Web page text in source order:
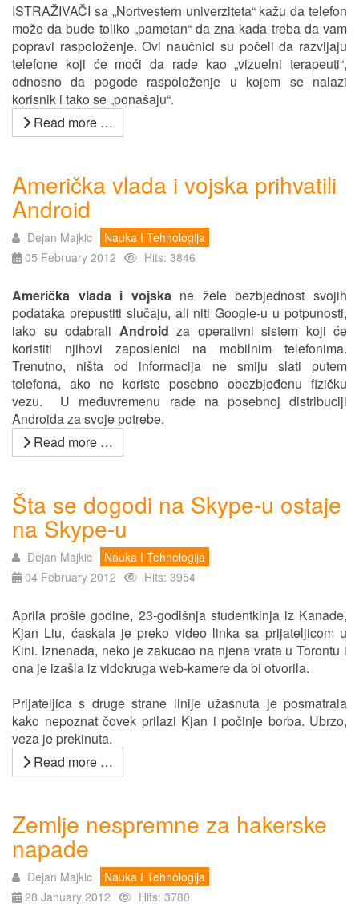
ISTRAŽIVAČI sa „Nortvestern univerziteta“ kažu da telefon
može da bude toliko „pametan“ da zna kada treba da vam
popravi raspoloženje. Ovi naučnici su počeli da razvijaju
telefone koji će moći da rade kao „vizuelni terapeuti“,
odnosno da pogode raspoloženje u kojem se nalazi
korisnik i tako se „ponašaju“.
Read more …
Američka vlada i vojska prihvatili
Android
Dejan Majkic
Nauka I Tehnologija
05 February 2012
Hits: 3846
Američka vlada i vojskane žele bezbjednost svojih
podataka prepustiti slučaju, ali niti Google-u u potpunosti,
iako su odabrali Android za operativni sistem koji će
koristiti njihovi zaposlenici na mobilnim telefonima.
Trenutno, ništa od informacija ne smiju slati putem
telefona, ako ne koriste posebno obezbjeđenu fizičku
vezu. U međuvremenu rade na posebnoj distribuciji
Androida za svoje potrebe.
Read more …
Šta se dogodi na Skype-u ostaje
na Skype-u
Dejan Majkic
Nauka I Tehnologija
04 February 2012
Hits: 3954
Aprila prošle godine, 23-godišnja studentkinja iz Kanade,
Kjan Liu, ćaskala je preko video linka sa prijateljicom u
Kini. Iznenada, neko je zakucao na njena vrata u Torontu i
ona je izašla iz vidokruga web-kamere da bi otvorila.
Prijateljica s druge strane linije užasnuta je posmatrala
kako nepoznat čovek prilazi Kjan i počinje borba. Ubrzo,
veza je prekinuta.
Read more …
Zemlje nespremne za hakerske
napade
Dejan Majkic
Nauka I Tehnologija
28 January 2012
Hits: 3780